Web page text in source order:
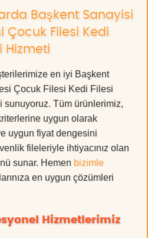
Başkent Sanayisi
Çocuk Filesi Kedi
Hizmeti
en iyi Başkent
Çocuk Filesi Kedi Filesi
Tüm ürünlerimiz,
uygun olarak
uygun fiyat dengesini
fileleriyle ihtiyacınız olan
sunar. Hemen bizimle
en uygun çözümleri
Hizmetlerimiz